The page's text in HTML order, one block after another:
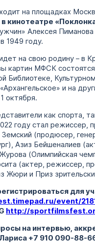
на площадках
кинотеатре
Алексея
1949 году.
на свою родину – в
картин МФСК
Библиотеке,
и на
октября.
как спорта,
году стал режиссер,
(продюсер,
Азиз Бейшеналиев
(Олимпийская
(актер, режиссер,
Жюри и Приз
для
timepad.ru/event/
http://sportfilmsfest.
на интервью,
+7 910 090-88-